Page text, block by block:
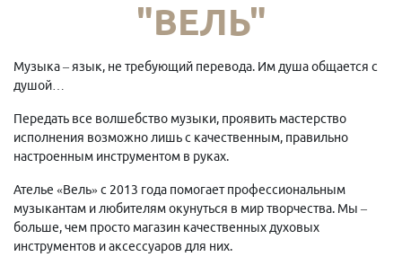
"ВЕЛЬ"
Музыка – язык, не требующий перевода. Им душа общается с
душой…
Передать все волшебство музыки, проявить мастерство
исполнения возможно лишь с качественным, правильно
настроенным инструментом в руках.
Ателье «Вель» с 2013 года помогает профессиональным
музыкантам и любителям окунуться в мир творчества. Мы –
больше, чем просто магазин качественных духовых
инструментов и аксессуаров для них.